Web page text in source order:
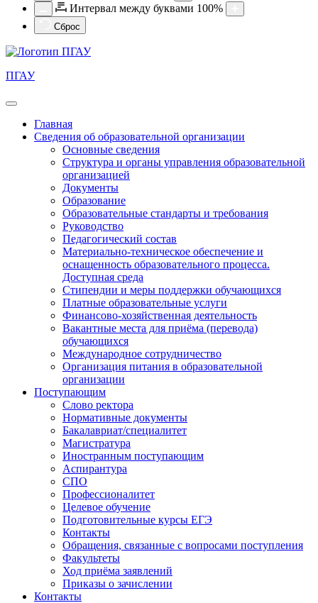
Интервал между буквами 100%
Сброс
ПГАУ
Главная
Сведения об образовательной организации
Основные сведения
Структура и органы управления образовательной
организацией
Документы
Образование
Образовательные стандарты и требования
Руководство
Педагогический состав
Материально-техническое обеспечение и
оснащенность образовательного процесса.
Доступная среда
Стипендии и меры поддержки обучающихся
Платные образовательные услуги
Финансово-хозяйственная деятельность
Вакантные места для приёма (перевода)
обучающихся
Международное сотрудничество
Организация питания в образовательной
организации
Поступающим
Слово ректора
Нормативные документы
Бакалавриат/специалитет
Магистратура
Иностранным поступающим
Аспирантура
СПО
Профессионалитет
Целевое обучение
Подготовительные курсы ЕГЭ
Контакты
Обращения, связанные с вопросами поступления
Факультеты
Ход приёма заявлений
Приказы о зачислении
Контакты